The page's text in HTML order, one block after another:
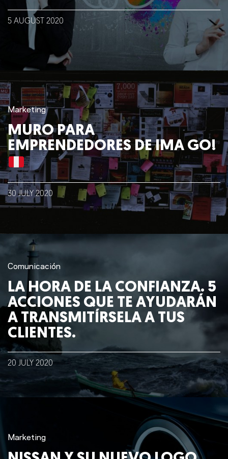
5 AUGUST 2020
Marketing
MURO PARA
EMPRENDEDORES DE IMA GO!
30 JULY 2020
Comunicación
LA HORA DE LA CONFIANZA. 5
ACCIONES QUE TE AYUDARÁN
A TRANSMITÍRSELA A TUS
CLIENTES.
20 JULY 2020
Marketing